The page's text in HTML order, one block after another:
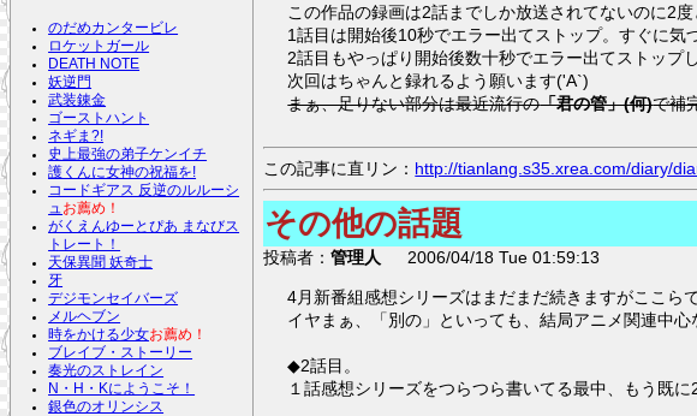
のだめカンタービレ
ロケットガール
DEATH NOTE
妖逆門
武装錬金
ゴーストハント
ネギま?!
史上最強の弟子ケンイチ
護くんに女神の祝福を!
コードギアス 反逆のルルーシ
ュお薦め！
がくえんゆーとぴあ まなびス
トレート！
天保異聞 妖奇士
牙
デジモンセイバーズ
メルヘブン
時をかける少女お薦め！
ブレイブ・ストーリー
奏光のストレイン
N・H・Kにようこそ！
銀色のオリンシス
この作品の録画は2話までしか放送されてないのに2
1話目は開始後10秒でエラー出てストップ。すぐに気
2話目もやっぱり開始後数十秒でエラー出てストップ
次回はちゃんと録れるよう願います('A`)
まぁ、足りない部分は最近流行の「君の管」(何)で補
この記事に直リン： http://tianlang.s35.xrea.com/diary/
その他の話題
投稿者：管理人 2006/04/18 Tue 01:59:13
4月新番組感想シリーズはまだまだ続きますがここら
イヤまぁ、「別の」といっても、結局アニメ関連中心
◆2話目。
１話感想シリーズをつらつら書いてる最中、もう既